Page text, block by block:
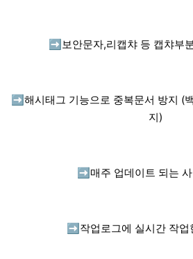
➡️ 보안문자,리캡챠 등 캡챠부
➡️ 해시태그 기능으로 중복문서 방지 (
지)
➡️ 매주 업데이트 되는
➡️ 작업로그에 실시간 작업